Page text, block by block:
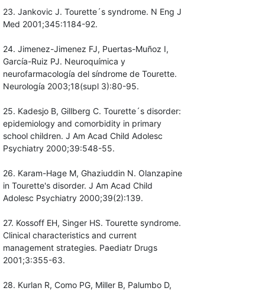
23. Jankovic J. Tourette´s syndrome. N Eng J
Med 2001;345:1184-92.
24. Jimenez-Jimenez FJ, Puertas-Muñoz I,
García-Ruiz PJ. Neuroquímica y
neurofarmacología del síndrome de Tourette.
Neurología 2003;18(supl 3):80-95.
25. Kadesjo B, Gillberg C. Tourette´s disorder:
epidemiology and comorbidity in primary
school children. J Am Acad Child Adolesc
Psychiatry 2000;39:548-55.
26. Karam-Hage M, Ghaziuddin N. Olanzapine
in Tourette's disorder. J Am Acad Child
Adolesc Psychiatry 2000;39(2):139.
27. Kossoff EH, Singer HS. Tourette syndrome.
Clinical characteristics and current
management strategies. Paediatr Drugs
2001;3:355-63.
28. Kurlan R, Como PG, Miller B, Palumbo D,